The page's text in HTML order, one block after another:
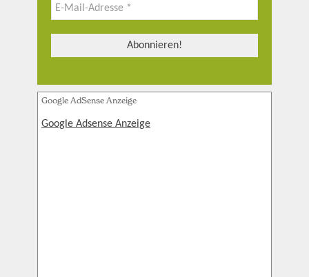
Google AdSense Anzeige
Google Adsense Anzeige